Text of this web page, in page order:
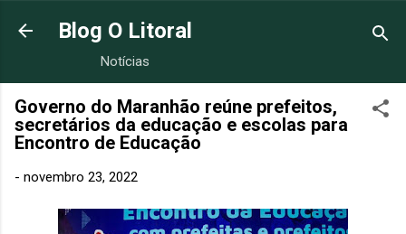
Pular para o conteúdo principal
Blog O Litoral
Notícias
Governo do Maranhão reúne prefeitos,
secretários da educação e escolas para
Encontro de Educação
- novembro 23, 2022